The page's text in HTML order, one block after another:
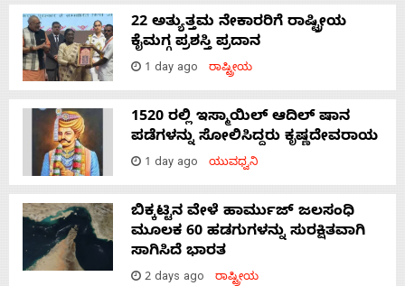
22 ಅತ್ಯುತ್ತಮ ನೇಕಾರರಿಗೆ ರಾಷ್ಟ್ರೀಯ
ಕೈಮಗ್ಗ ಪ್ರಶಸ್ತಿ ಪ್ರದಾನ
1 day ago ರಾಷ್ಟ್ರೀಯ
1520 ರಲ್ಲಿ ಇಸ್ಮಾಯಿಲ್ ಆದಿಲ್ ಷಾನ
ಪಡೆಗಳನ್ನು ಸೋಲಿಸಿದ್ದರು ಕೃಷ್ಣದೇವರಾಯ
1 day ago ಯುವಧ್ವನಿ
ಬಿಕ್ಕಟ್ಟಿನ ವೇಳೆ ಹಾರ್ಮುಜ್ ಜಲಸಂಧಿ
ಮೂಲಕ 60 ಹಡಗುಗಳನ್ನು ಸುರಕ್ಷಿತವಾಗಿ
ಸಾಗಿಸಿದೆ ಭಾರತ
2 days ago ರಾಷ್ಟ್ರೀಯ